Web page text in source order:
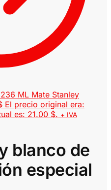
Mate Stanley
El precio original era:
es: 21.00 $. + IVA
blanco de
especial